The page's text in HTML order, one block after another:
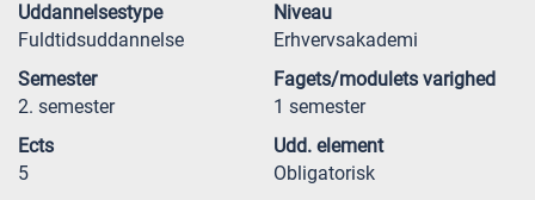
Uddannelsestype
Fuldtidsuddannelse
Niveau
Erhvervsakademi
Semester
2. semester
Fagets/modulets varighed
1 semester
Ects
5
Udd. element
Obligatorisk